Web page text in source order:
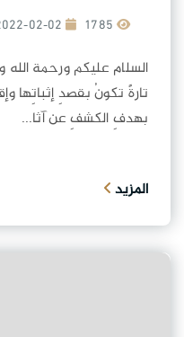
2022-02-02
السلام عليكم ورحمة الله
تارةً تكونُ بقصدِ إثباتِها
بهدفِ الكشفِ عن آثا...
المزيد